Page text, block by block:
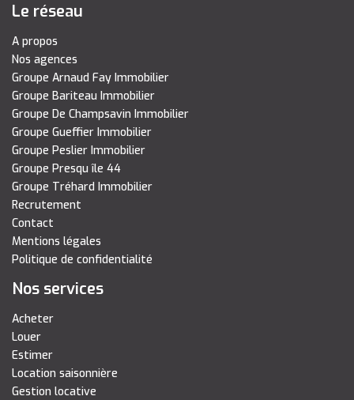
Le réseau
A propos
Nos agences
Groupe Arnaud Fay Immobilier
Groupe Bariteau Immobilier
Groupe De Champsavin Immobilier
Groupe Gueffier Immobilier
Groupe Peslier Immobilier
Groupe Presqu île 44
Groupe Tréhard Immobilier
Recrutement
Contact
Mentions légales
Politique de confidentialité
Nos services
Acheter
Louer
Estimer
Location saisonnière
Gestion locative